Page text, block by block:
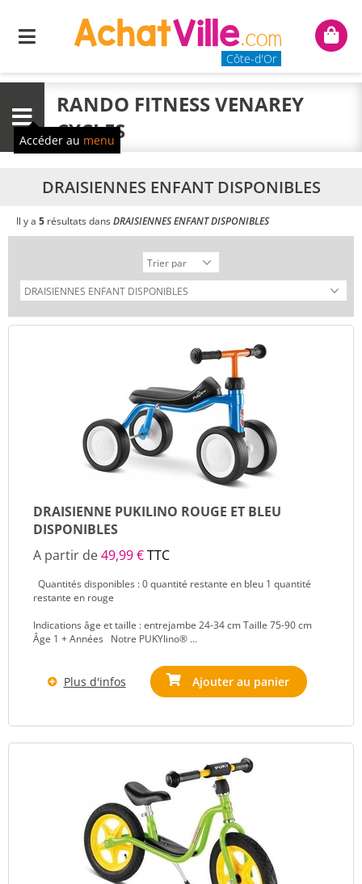
Menu
Côte-d'Or
Mon
Menu
RANDO FITNESS VENAREY
CYCLES
Accéder au menu
DRAISIENNES ENFANT DISPONIBLES
Il y a 5 résultats dansDRAISIENNES ENFANT DISPONIBLES
DRAISIENNE PUKILINO ROUGE ET BLEU
DISPONIBLES
A partir de49,99 €TTC
Quantités disponibles : 0 quantité restante en bleu 1 quantité
restante en rouge
Indications âge et taille : entrejambe 24-34 cm Taille 75-90 cm
Âge 1 + Années Notre PUKYlino® ...
Plus d'infos Ajouter au panier